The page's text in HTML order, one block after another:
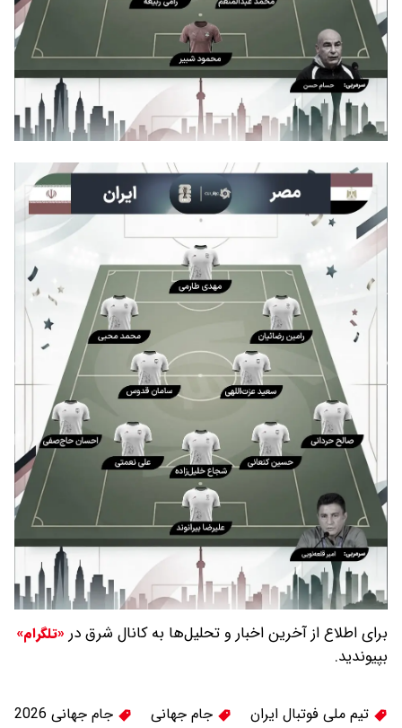
برای اطلاع از آخرین اخبار و تحلیل‌ها به کانال شرق در «تلگرام»
بپیوندید.
تیم ملی فوتبال ایران جام جهانی جام جهانی 2026